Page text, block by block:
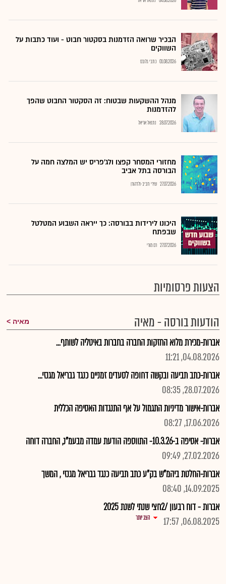
הבכיר שרואה הזדמנות בסקטור חבוט - ועוד כתבות על
השווקים
01.08.2026 כתבי גלובס
מנהל ההשקעות שבטוח: זה הסקטור החבוט שהפך
להזדמנות
28.07.2026 נתנאל אריאל
מחזורי המסחר קפצו ולג'פריס יש המלצה חמה על
הבורסה בתל אביב
27.07.2026 שירי חביב-ולדהורן
היכונו לירידות בבורסה: כך ייראה השבוע המטלטל
שבפתח
27.07.2026 רם מורי
הצעות פרסומיות
הודעות בורסה - מאיה
מאיה
אברות-מכירת מלוא החזקות החברה בחברות באיטליה לשותף...
04.08.2026, 11:21
אברות-כתב תביעה ובקשה דחופה לסעדים זמניים כנגד גבריאל מגנזי...
28.07.2026, 08:35
אברות-אישור מדיניות התגמול על אף התנגדות האסיפה הכללית
17.06.2026, 08:27
אברות- אסיפה ב-10.3.26- התווספה הודעת עמדה מבעמ"נ, החברה דוחה
27.02.2026, 09:49
אברות-החלטת ביהמ"ש בק"ע כתב תביעה כנגד גבריאל מגנזי , המשך
14.09.2025, 08:40
אברות - דוח רבעון /2חצי שנתי לשנת 2025
06.08.2025, 17:57
הצג יותר